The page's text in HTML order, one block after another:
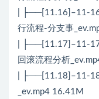
| ├──[11.16]–11-
行流程-分支事
| ├──[11.17]–11-
回滚流程分析
| ├──[11.18]–11-
_ev.mp4 16.41M